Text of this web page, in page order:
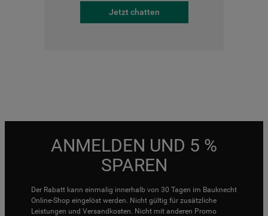
Jetzt chatten
ANMELDEN UND 5 %
SPAREN
Der Rabatt kann einmalig innerhalb von 30 Tagen im Bauknecht
Online-Shop eingelöst werden. Nicht gültig für zusätzliche
Leistungen und Versandkosten. Nicht mit anderen Promo